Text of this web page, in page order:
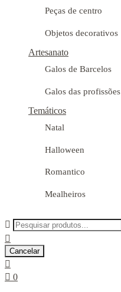
Peças de centro
Objetos decorativos
Artesanato
Galos de Barcelos
Galos das profissões
Temáticos
Natal
Halloween
Romantico
Mealheiros


Cancelar

 0